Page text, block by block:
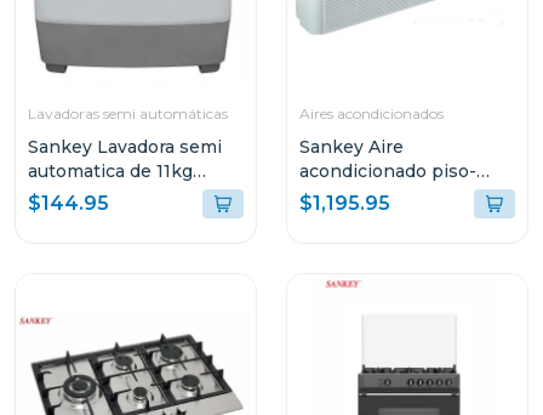
Lavadoras semi automáticas
Sankey Lavadora semi
automatica de 11kg
blanca wm1110
$144.95
Aires acondicionados
Sankey Aire
acondicionado piso-
techo de 60000btu
ek60r410
$1,195.95